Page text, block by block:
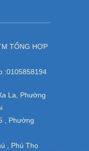
TỔNG HỢP
:0105858194
La, Phường
, Phường
, Phú Thọ